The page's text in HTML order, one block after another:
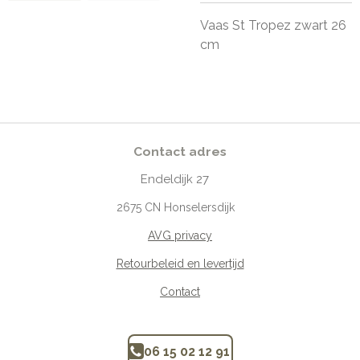
Vaas St Tropez zwart 26
cm
Contact adres
Endeldijk 27
2675 CN Honselersdijk
AVG privacy
Retourbeleid en levertijd
Contact
06 15 02 12 91